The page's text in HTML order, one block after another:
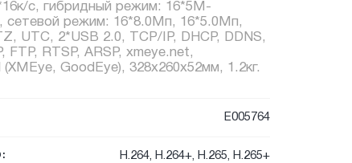
c, гибридный режим: 16*5М-
сетевой режим: 16*8.0Мп, 16*5.0Мп,
UTC, 2*USB 2.0, TCP/IP, DHCP, DDNS,
FTP, RTSP, ARSP, xmeye.net,
GoodEye), 328x260x52мм, 1.2кг.
E005764
H.264, H.264+, H.265, H.265+